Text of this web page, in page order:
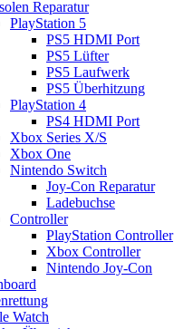
Reparatur
PlayStation 5
PS5 HDMI Port
PS5 Lüfter
PS5 Laufwerk
PS5 Überhitzung
PlayStation 4
PS4 HDMI Port
Xbox Series X/S
Xbox One
Nintendo Switch
Joy-Con Reparatur
Ladebuchse
Controller
PlayStation Controller
Xbox Controller
Nintendo Joy-Con
Watch